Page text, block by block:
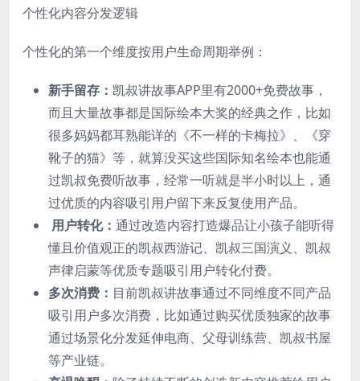
个性化内容分发逻辑
个性化的第一个维度按用户生命周期举例：
新手留存： 凯叔讲故事APP里有2000+免费故事，
而且大量故事都是国际绘本大奖的经典之作，比如
很多妈妈都耳熟能详的《不一样的卡梅拉》、《穿
靴子的猫》等，就算没买这些国际知名绘本也能通
过凯叔免费听故事，经常一听就是半小时以上，通
过优质的内容吸引用户留下来反复使用产品。
用户转化： 通过改造内容打造爆品让小孩子能听得
懂且价值观正的凯叔西游记、凯叔三国演义、凯叔
声律启蒙等优质专题吸引用户转化付费。
多次消费： 目前凯叔讲故事通过不同维度不同产品
吸引用户多次消费，比如通过购买优质独家的故事
通过场景化分发延伸电商、父母训练营、凯叔书屋
等产业链。